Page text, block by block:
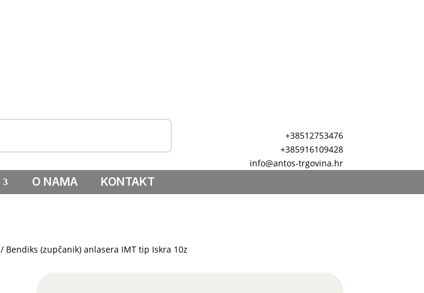
+38512753476
+385916109428
info@antos-trgovina.hr
O NAMA KONTAKT
/ Bendiks (zupčanik) anlasera IMT tip Iskra 10z